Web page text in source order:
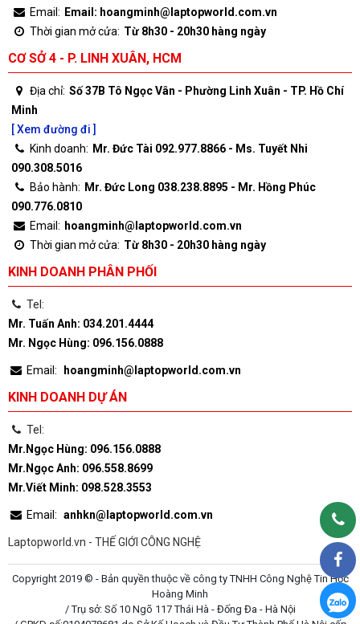
Email: Email: hoangminh@laptopworld.com.vn
Thời gian mở cửa: Từ 8h30 - 20h30 hàng ngày
CƠ SỞ 4 - P. LINH XUÂN, HCM
Địa chỉ: Số 37B Tô Ngọc Vân - Phường Linh Xuân - TP. Hồ Chí
Minh
[ Xem đường đi ]
Kinh doanh: Mr. Đức Tài 092.977.8866 - Ms. Tuyết Nhi
090.308.5016
Bảo hành: Mr. Đức Long 038.238.8895 - Mr. Hồng Phúc
090.776.0810
Email: hoangminh@laptopworld.com.vn
Thời gian mở cửa: Từ 8h30 - 20h30 hàng ngày
KINH DOANH PHÂN PHỐI
Tel:
Mr. Tuấn Anh: 034.201.4444
Mr. Ngọc Hùng: 096.156.0888
Email: hoangminh@laptopworld.com.vn
KINH DOANH DỰ ÁN
Tel:
Mr.Ngọc Hùng: 096.156.0888
Mr.Ngọc Anh: 096.558.8699
Mr.Viết Minh: 098.528.3553
Email: anhkn@laptopworld.com.vn
Laptopworld.vn - THẾ GIỚI CÔNG NGHỆ
Copyright 2019 © - Bản quyền thuộc về công ty TNHH Công Nghệ Tin Học
Hoàng Minh
/ Trụ sở: Số 10 Ngõ 117 Thái Hà - Đống Đa - Hà Nội